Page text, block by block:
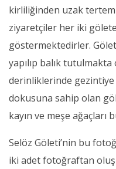
kirliliğinden uzak
ziyaretçiler her iki
göstermektedirler.
yapılıp balık
derinliklerinde gezintiye
dokusuna sahip olan
kayın ve meşe ağaçları
Selöz Göleti’nin bu
iki adet fotoğraftan